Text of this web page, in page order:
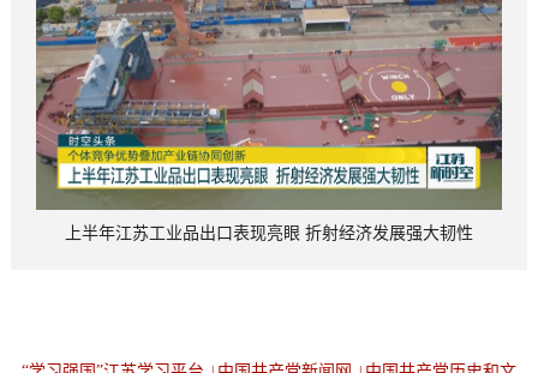
上半年江苏工业品出口表现亮眼 折射经济发展强大韧性